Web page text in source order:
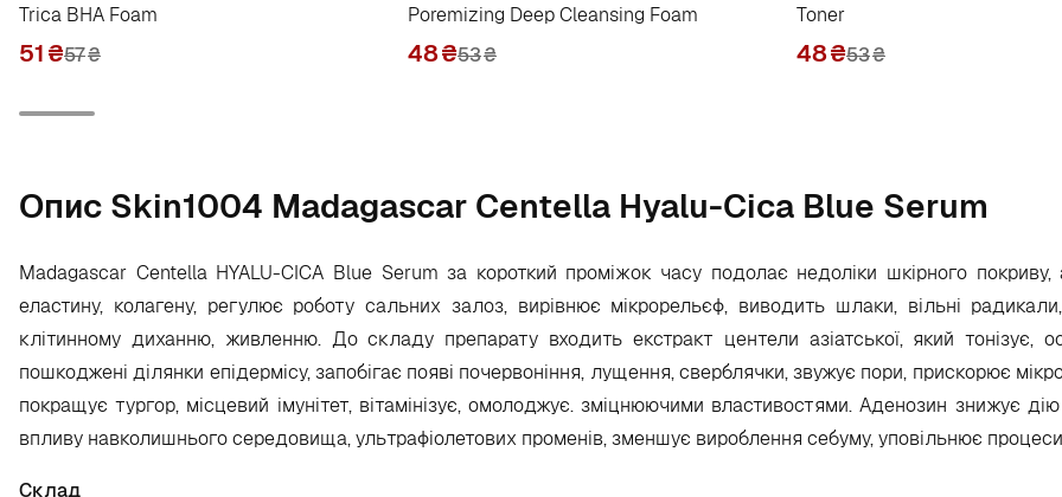
Trica BHA Foam
51₴57₴
Poremizing Deep Cleansing Foam
48₴53₴
Toner
48₴53₴
Опис Skin1004 Madagascar Centella Hyalu-Cica Blue Serum
Madagascar Centella HYALU-CICA Blue Serum за короткий проміжок часу подолає недоліки шкірного покриву,
еластину, колагену, регулює роботу сальних залоз, вирівнює мікрорельєф, виводить шлаки, вільні
клітинному диханню, живленню. До складу препарату входить екстракт центели азіатської, який тонізує,
пошкоджені ділянки епідермісу, запобігає появі почервоніння, лущення, сверблячки, звужує пори, прискорює
покращує тургор, місцевий імунітет, вітамінізує, омолоджує. зміцнюючими властивостями. Аденозин знижує дію
впливу навколишнього середовища, ультрафіолетових променів, зменшує вироблення себуму, уповільнює процеси
Склад